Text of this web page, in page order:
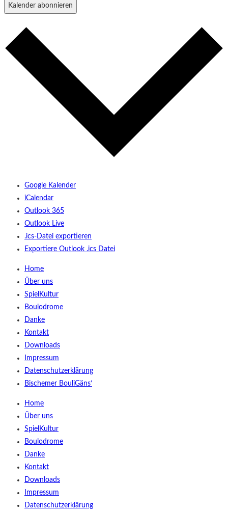
Kalender abonnieren
Google Kalender
iCalendar
Outlook 365
Outlook Live
.ics-Datei exportieren
Exportiere Outlook .ics Datei
Home
Über uns
SpielKultur
Boulodrome
Danke
Kontakt
Downloads
Impressum
Datenschutzerklärung
Bischemer BouliGäns‘
Home
Über uns
SpielKultur
Boulodrome
Danke
Kontakt
Downloads
Impressum
Datenschutzerklärung